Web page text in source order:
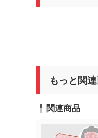
もっと関
関連商品